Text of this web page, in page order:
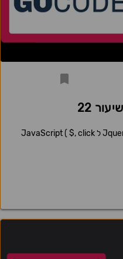
22
תרגיל שמציג את ההבדל בין Jquery ל JavaScript ( $, click